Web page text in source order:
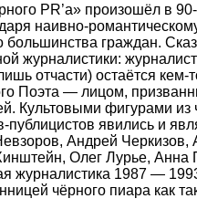
PR’а» произошёл в
наивно-
большинства граждан.
журналистики:
отчасти) остаётся кем-
Поэта — лицом,
Культовыми фигурами из
публицистов явились и
Андрей Черкизов,
Олег Лурье, Анна
журналистика 1987 —
чёрного пиара как